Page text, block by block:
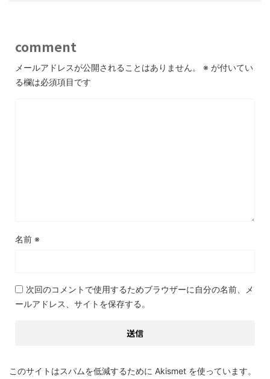
comment
メールアドレスが公開されることはありません。 ※ が付いてい
る欄は必須項目です
名前 ※
次回のコメントで使用するためブラウザーに自分の名前、メ
ールアドレス、サイトを保存する。
このサイトはスパムを低減するために Akismet を使っています。